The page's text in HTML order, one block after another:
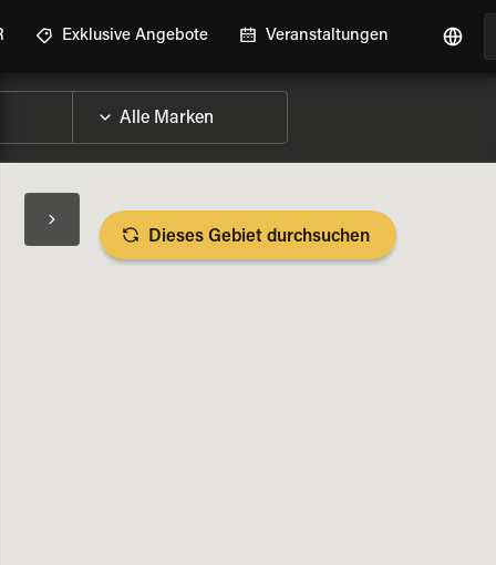
Exklusive Angebote Veranstaltungen
DETAILS ANZEIGEN
Dieses Gebiet durchsuchen